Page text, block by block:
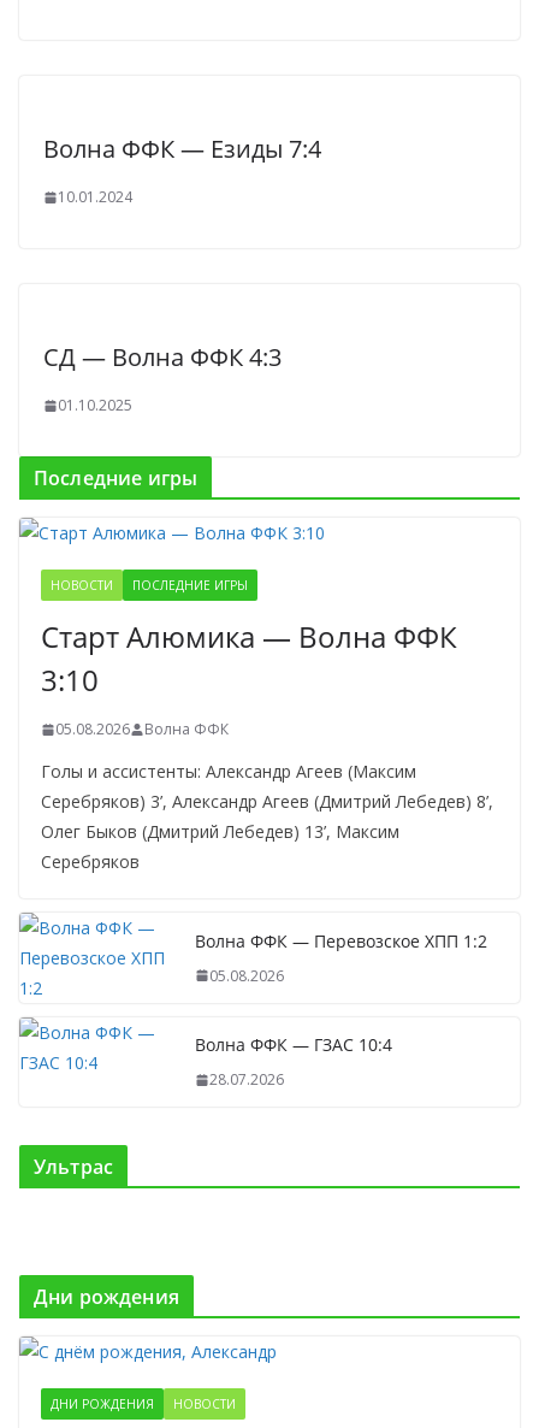
Волна ФФК — Езиды 7:4
10.01.2024
СД — Волна ФФК 4:3
01.10.2025
Последние игры
НОВОСТИ ПОСЛЕДНИЕ ИГРЫ
Старт Алюмика — Волна ФФК
3:10
05.08.2026 Волна ФФК
Голы и ассистенты: Александр Агеев (Максим
Серебряков) 3’, Александр Агеев (Дмитрий Лебедев) 8’,
Олег Быков (Дмитрий Лебедев) 13’, Максим
Серебряков
Волна ФФК — Перевозское ХПП 1:2
05.08.2026
Волна ФФК — ГЗАС 10:4
28.07.2026
Ультрас
Дни рождения
ДНИ РОЖДЕНИЯ НОВОСТИ